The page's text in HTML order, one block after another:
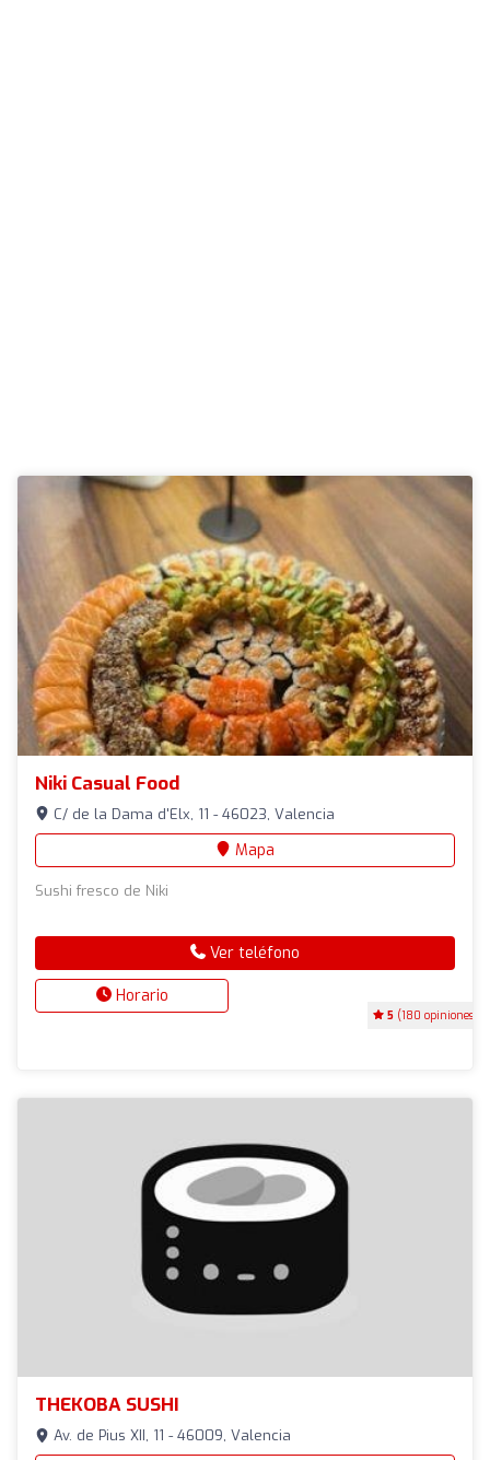
Niki Casual Food
5 (180 opiniones)
C/ de la Dama d'Elx, 11 - 46023, Valencia
Mapa
Sushi fresco de Niki
Ver teléfono
Horario
THEKOBA SUSHI
Av. de Pius XII, 11 - 46009, Valencia